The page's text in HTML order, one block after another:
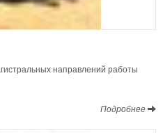
направлений работы
Подробнее